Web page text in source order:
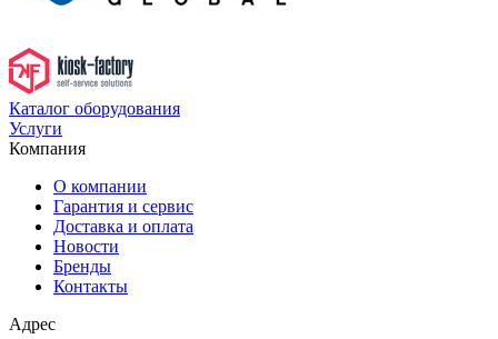
Каталог оборудования
Услуги
Компания
О компании
Гарантия и сервис
Доставка и оплата
Новости
Бренды
Контакты
Адрес